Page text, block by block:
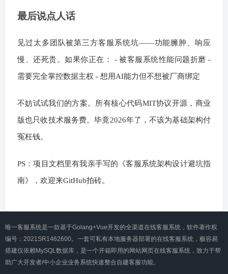
最后说点人话
见过太多团队被第三方客服系统坑——功能臃肿、响应
慢、还死贵。如果你正在： - 被客服系统性能问题折磨 -
需要完全掌控数据主权 - 想用AI能力但不想被厂商绑定
不妨试试我们的方案。所有核心代码MIT协议开源，商业
版也只收技术服务费。毕竟2026年了，不该为基础架构付
冤枉钱。
PS：项目文档里有我亲手写的《客服系统架构设计避坑指
南》，欢迎来GitHub拍砖。
唯一客服系统是一款基于Golang+Vue开发的全渠道在线客服系统，软件著作权
编号：2021SR1462600。一套可私有本地服务器部署的在线客服系统，极容易
搭建仅依赖MySQL数据库，是一个开箱即用的网站网页在线客服系统，致力于帮
助广大开发者/中小企业业务系统快速整合自建客服功能。